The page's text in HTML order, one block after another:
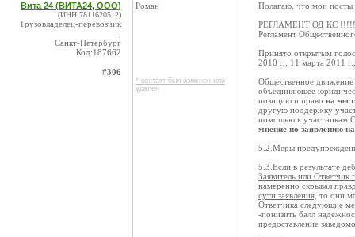
Вита 24 (ВИТА24, ООО)
(ИНН:7811620512)
Грузовладелец-перевозчик
Санкт-Петербург
Код:187662
#306
Роман
* контакт был изменен или
удален
Полагаю, что мои
РЕГЛАМЕНТ ОД КС !!!!!
Регламент
Принято открытым
2010 г., 11 марта 2011
Общественное
объединяющее
позицию и право на
другую поддержку
помощью к участникам
мнение по заявлению
5.2.Меры
5.3.Если в результате
Заявитель или
намеренно скрывал
сути заявления, то они
Ответчика следующие
-понизить балл
предоставление